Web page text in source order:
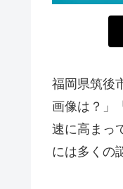
福岡県筑後
画像は？」
速に高まっ
には多くの